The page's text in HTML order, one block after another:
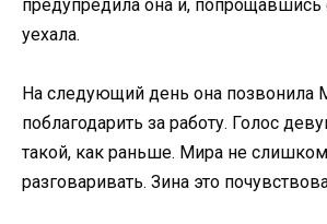
предупредила она и, попрощавшись
уехала.
На следующий день она позвонила
поблагодарить за работу. Голос
такой, как раньше. Мира не слишком
разговаривать. Зина это